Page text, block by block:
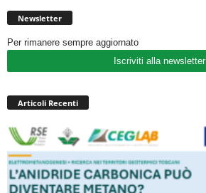
Newsletter
Per rimanere sempre aggiornato
Iscriviti alla newsletter
Articoli Recenti